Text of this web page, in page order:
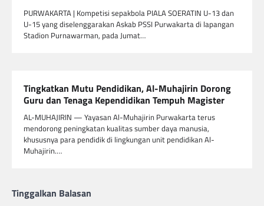
PURWAKARTA | Kompetisi sepakbola PIALA SOERATIN U-13 dan
U-15 yang diselenggarakan Askab PSSI Purwakarta di lapangan
Stadion Purnawarman, pada Jumat…
Tingkatkan Mutu Pendidikan, Al-Muhajirin Dorong
Guru dan Tenaga Kependidikan Tempuh Magister
AL-MUHAJIRIN — Yayasan Al-Muhajirin Purwakarta terus
mendorong peningkatan kualitas sumber daya manusia,
khususnya para pendidik di lingkungan unit pendidikan Al-
Muhajirin.…
Tinggalkan Balasan